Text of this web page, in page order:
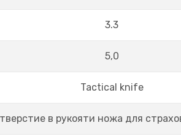
3.3
5,0
Tactical knife
в рукояти ножа для